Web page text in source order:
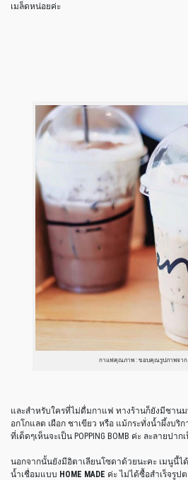
เมล็ดหน่อยค่ะ
กาแฟคุณภาพ : ขอบคุณรูปภาพจาก
และสำหรับใครที่ไม่ดื่มกาแฟ ทางร้านก็ยังมีชาน
อกโกแลต เผือก ชาเขียว หรือ แม้กระทั่งน้ำผึ้งบริ
ที่เด็ดๆเห็นจะเป็น POPPING BOMB ค่ะ ละลายปา
นอกจากนั้นยังมีอิตาเลียนโซดาด้วยนะคะ เมนูนี้ไ
น้ำเชื่อมแบบ HOME MADE ค่ะ ไม่ได้ซื้อสำเร็จรูป